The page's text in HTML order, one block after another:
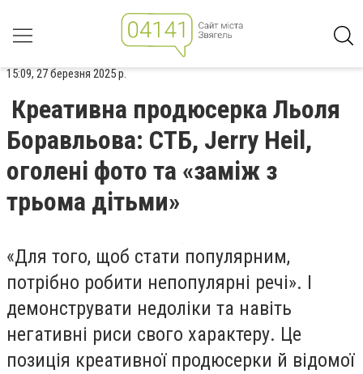
15:09, 27 березня 2025 р.
Креативна продюсерка Льоля
Боравльова: СТБ, Jerry Heil,
оголені фото та «заміж з
трьома дітьми»
«Для того, щоб стати популярним,
потрібно робити непопулярні речі». І
демонструвати недоліки та навіть
негативні риси свого характеру. Це
позиція креативної продюсерки й відомої